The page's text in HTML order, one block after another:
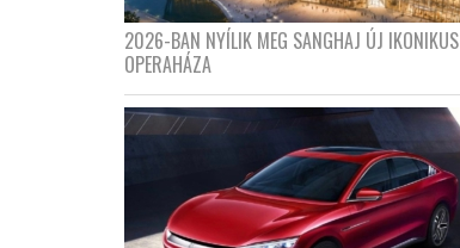
2026-BAN NYÍLIK MEG SANGHAJ ÚJ IKONIKUS
OPERAHÁZA